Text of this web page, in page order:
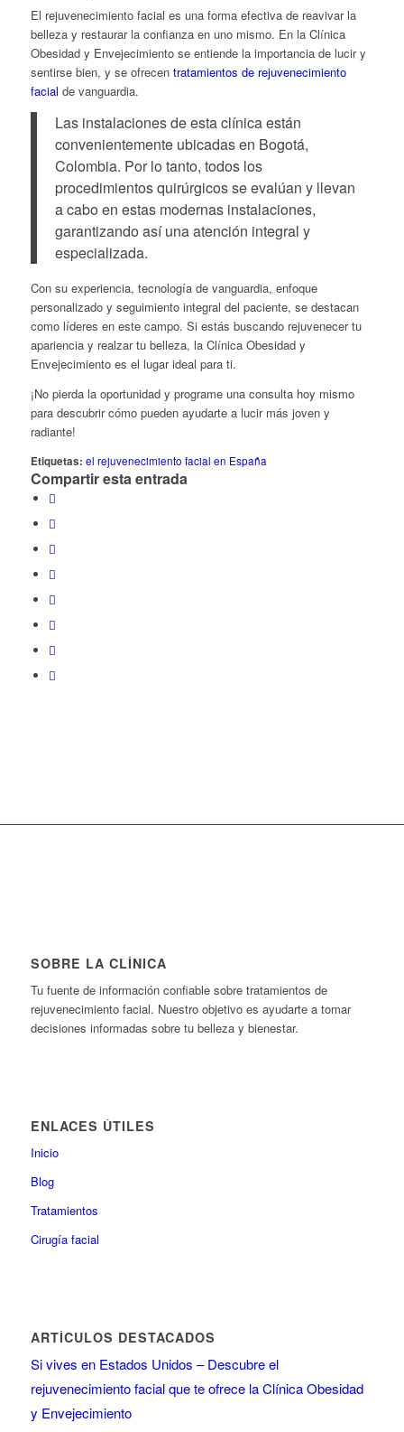
El rejuvenecimiento facial es una forma efectiva de reavivar la
belleza y restaurar la confianza en uno mismo. En la Clínica
Obesidad y Envejecimiento se entiende la importancia de lucir y
sentirse bien, y se ofrecen tratamientos de rejuvenecimiento
facial de vanguardia.
Las instalaciones de esta clínica están
convenientemente ubicadas en Bogotá,
Colombia. Por lo tanto, todos los
procedimientos quirúrgicos se evalúan y llevan
a cabo en estas modernas instalaciones,
garantizando así una atención integral y
especializada.
Con su experiencia, tecnología de vanguardia, enfoque
personalizado y seguimiento integral del paciente, se destacan
como líderes en este campo. Si estás buscando rejuvenecer tu
apariencia y realzar tu belleza, la Clínica Obesidad y
Envejecimiento es el lugar ideal para ti.
¡No pierda la oportunidad y programe una consulta hoy mismo
para descubrir cómo pueden ayudarte a lucir más joven y
radiante!
Etiquetas: el rejuvenecimiento facial en España
Compartir esta entrada
SOBRE LA CLÍNICA
Tu fuente de información confiable sobre tratamientos de
rejuvenecimiento facial. Nuestro objetivo es ayudarte a tomar
decisiones informadas sobre tu belleza y bienestar.
ENLACES ÚTILES
Inicio
Blog
Tratamientos
Cirugía facial
ARTÍCULOS DESTACADOS
Si vives en Estados Unidos – Descubre el
rejuvenecimiento facial que te ofrece la Clínica Obesidad
y Envejecimiento